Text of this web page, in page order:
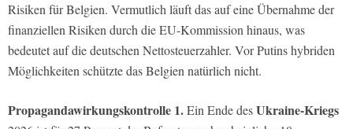
Risiken für Belgien. Vermutlich läuft das auf eine Übernahme der
finanziellen Risiken durch die EU-Kommission hinaus, was
bedeutet auf die deutschen Nettosteuerzahler. Vor Putins hybriden
Möglichkeiten schützte das Belgien natürlich nicht.
Propagandawirkungskontrolle 1.Ein Ende desUkraine-Kriegs